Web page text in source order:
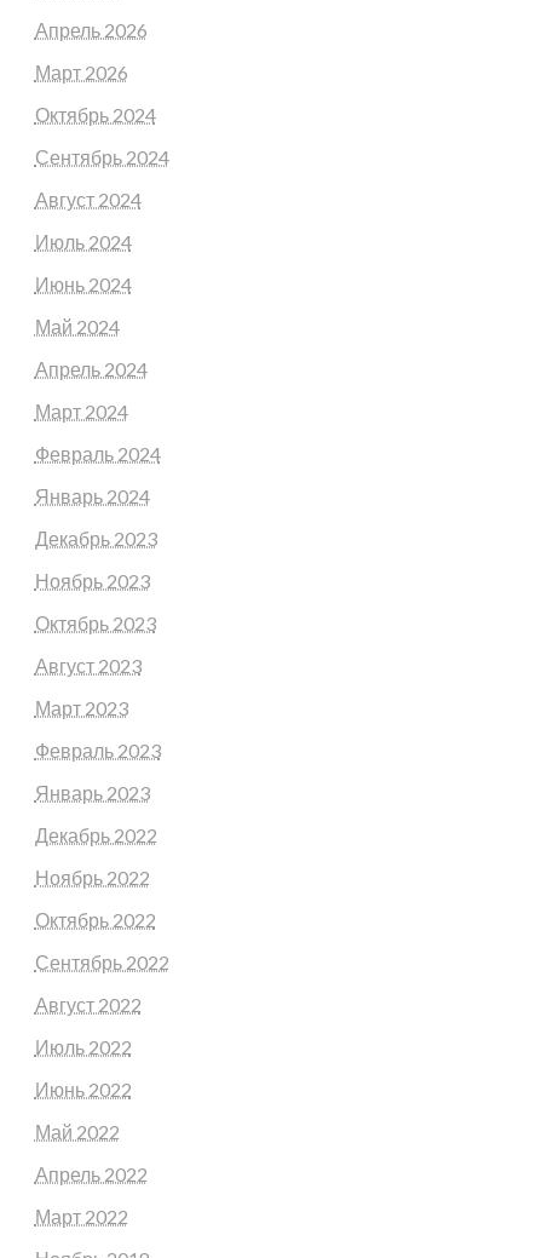
Апрель 2026
Март 2026
Октябрь 2024
Сентябрь 2024
Август 2024
Июль 2024
Июнь 2024
Май 2024
Апрель 2024
Март 2024
Февраль 2024
Январь 2024
Декабрь 2023
Ноябрь 2023
Октябрь 2023
Август 2023
Март 2023
Февраль 2023
Январь 2023
Декабрь 2022
Ноябрь 2022
Октябрь 2022
Сентябрь 2022
Август 2022
Июль 2022
Июнь 2022
Май 2022
Апрель 2022
Март 2022